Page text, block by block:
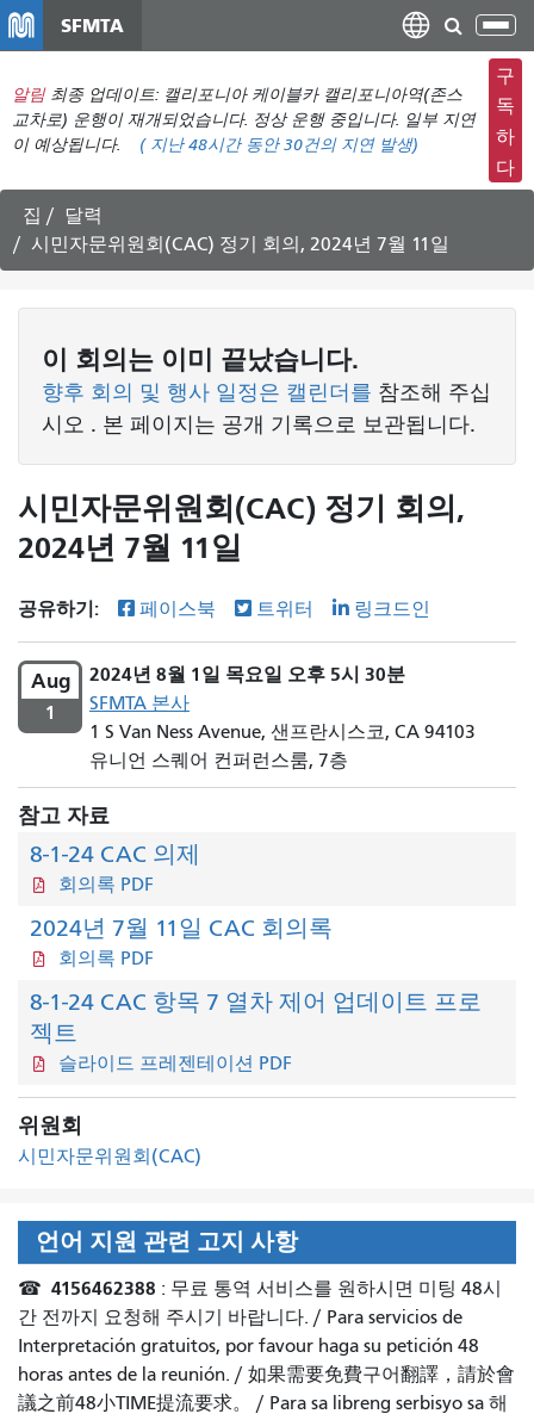
텐
츠
로
건
뛰
기
SFMTA
탐
색
메
뉴
전
환
알림 최종 업데이트: 캘리포니아 케이블카 캘리포니아역(존스
교차로) 운행이 재개되었습니다. 정상 운행 중입니다. 일부 지연
이 예상됩니다.
( 지난 48시간 동안30건의 지연 발생)
구
독
하
다
집
달력
시민자문위원회(CAC) 정기 회의, 2024년 7월 11일
이 회의는 이미 끝났습니다.
향후 회의 및 행사 일정은 캘린더를 참조해 주십
시오 . 본 페이지는 공개 기록으로 보관됩니다.
시민자문위원회(CAC) 정기 회의,
2024년 7월 11일
공유하기: 페이스북 트위터 링크드인
Aug
1
2024년 8월 1일 목요일 오후 5시 30분
SFMTA 본사
1 S Van Ness Avenue, 샌프란시스코, CA 94103
유니언 스퀘어 컨퍼런스룸, 7층
참고 자료
8-1-24 CAC 의제
회의록 PDF
2024년 7월 11일 CAC 회의록
회의록 PDF
8-1-24 CAC 항목 7 열차 제어 업데이트 프로
젝트
슬라이드 프레젠테이션 PDF
위원회
시민자문위원회(CAC)
언어 지원 관련 고지 사항
☎ 4156462388 : 무료 통역 서비스를 원하시면 미팅 48시
간 전까지 요청해 주시기 바랍니다. / Para servicios de
Interpretación gratuitos, por favour haga su petición 48
horas antes de la reunión. / 如果需要免費구어翻譯，請於會
議之前48小TIME提流要求。 / Para sa libreng serbisyo sa 해